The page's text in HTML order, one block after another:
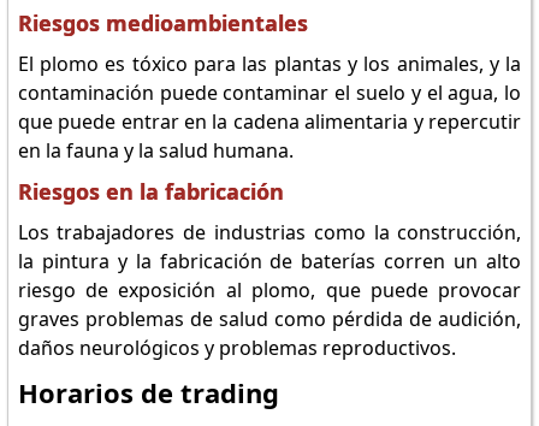
Riesgos medioambientales
El plomo es tóxico para las plantas y los animales, y la
contaminación puede contaminar el suelo y el agua, lo
que puede entrar en la cadena alimentaria y repercutir
en la fauna y la salud humana.
Riesgos en la fabricación
Los trabajadores de industrias como la construcción,
la pintura y la fabricación de baterías corren un alto
riesgo de exposición al plomo, que puede provocar
graves problemas de salud como pérdida de audición,
daños neurológicos y problemas reproductivos.
Horarios de trading